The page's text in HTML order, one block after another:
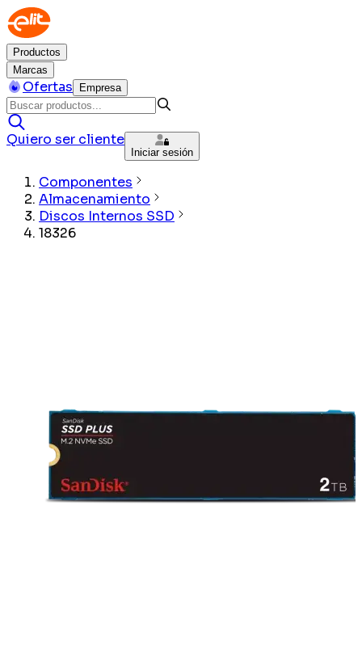
Productos
Marcas
Ofertas Empresa
Quiero ser cliente
Iniciar sesión
Componentes
Almacenamiento
Discos Internos SSD
18326